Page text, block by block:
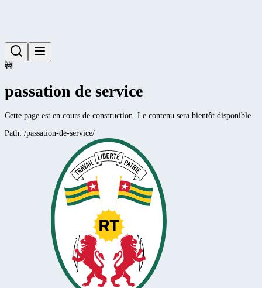
🚧
passation de service
Cette page est en cours de construction. Le contenu sera bientôt disponible.
Path: /passation-de-service/